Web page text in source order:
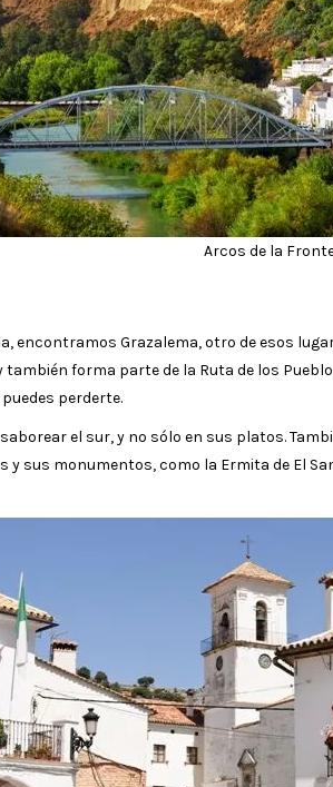
Arcos de la
encontramos Grazalema, otro de esos
también forma parte de la Ruta de los
perderte.
el sur, y no sólo en sus platos.
y sus monumentos, como la Ermita de El